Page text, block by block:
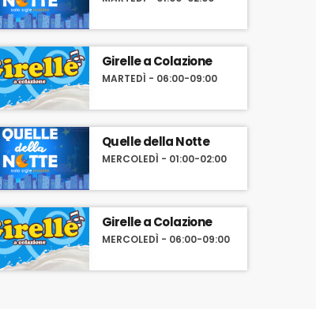
Girelle a Colazione
MARTEDÌ - 06:00-09:00
Quelle della Notte
MERCOLEDÌ - 01:00-02:00
Girelle a Colazione
MERCOLEDÌ - 06:00-09:00